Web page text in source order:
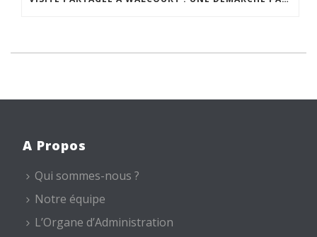
A Propos
Qui sommes-nous ?
Notre équipe
L’Organe d’Administration